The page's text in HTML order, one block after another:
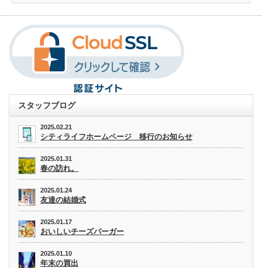
スタッフブログ
2025.02.21
シティライフホームページ 移行のお知らせ
2025.01.31
春の訪れ。
2025.01.24
友達の結婚式
2025.01.17
おいしいチーズバーガー
2025.01.10
年末の買出